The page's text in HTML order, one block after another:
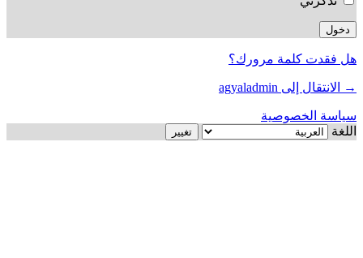
هل فقدت كلمة مرورك؟
→ الانتقال إلى agyaladmin
سياسة الخصوصية
اللغة